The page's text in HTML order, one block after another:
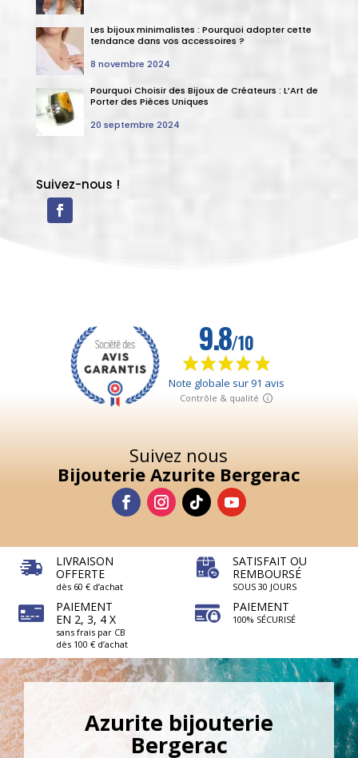
Les bijoux minimalistes : Pourquoi adopter cette
tendance dans vos accessoires ?
8 novembre 2024
Pourquoi Choisir des Bijoux de Créateurs : L’Art de
Porter des Pièces Uniques
20 septembre 2024
Suivez-nous !
Suivez nous
Bijouterie Azurite Bergerac
LIVRAISON
OFFERTE
dès 60 € d’achat
PAIEMENT
EN 2, 3, 4 X
sans frais par CB
dès 100 € d’achat
SATISFAIT OU
REMBOURSÉ
SOUS 30 JOURS
PAIEMENT
100% SÉCURISÉ
Azurite bijouterie
Bergerac